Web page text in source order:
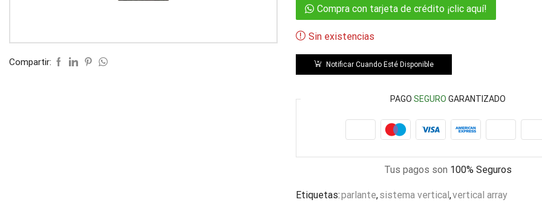
Compartir:
Compra con tarjeta de crédito ¡clic aquí!
Sin existencias
Notificar Cuando Esté Disponible
PAGOSEGURO GARANTIZADO
Tus pagos son 100% Seguros
Etiquetas:parlante,sistema vertical ,vertical array